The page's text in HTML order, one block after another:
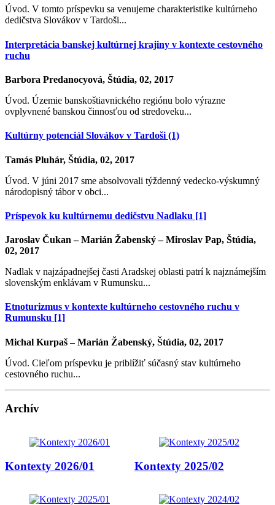
Úvod. V tomto príspevku sa venujeme charakteristike kultúrneho
dedičstva Slovákov v Tardoši...
Interpretácia banskej kultúrnej krajiny v kontexte cestovného
ruchu
Barbora Predanocyová, Štúdia, 02, 2017
Úvod. Územie banskoštiavnického regiónu bolo výrazne
ovplyvnené banskou činnosťou od stredoveku...
Kultúrny potenciál Slovákov v Tardoši (1)
Tamás Pluhár, Štúdia, 02, 2017
Úvod. V júni 2017 sme absolvovali týždenný vedecko-výskumný
národopisný tábor v obci...
Príspevok ku kultúrnemu dedičstvu Nadlaku [1]
Jaroslav Čukan – Marián Žabenský – Miroslav Pap, Štúdia,
02, 2017
Nadlak v najzápadnejšej časti Aradskej oblasti patrí k najznámejším
slovenským enklávam v Rumunsku...
Etnoturizmus v kontexte kultúrneho cestovného ruchu v
Rumunsku [1]
Michal Kurpaš – Marián Žabenský, Štúdia, 02, 2017
Úvod. Cieľom príspevku je priblížiť súčasný stav kultúrneho
cestovného ruchu...
Archív
Kontexty 2026/01 Kontexty 2025/02